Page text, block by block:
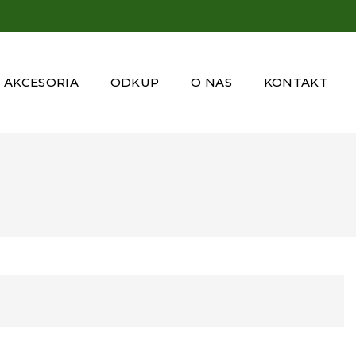
AKCESORIA ODKUP O NAS KONTAKT